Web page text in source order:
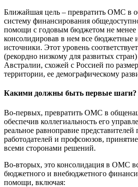
Ближайшая цель – превратить ОМС в
систему финансирования
помощи с годовым бюджетом не
консолидировав в нем все бюджетные
источники. Этот уровень
(рекордно низкому для развитых
Австралии, схожей с Россией по
территории, ее демографическому
Какими должны быть первые шаги?
Во-первых, превратить ОМС в
обеспечив коллегиальность его
реальное равноправие представителей
работодателей и профсоюзов,
всеми сторонами решений.
Во-вторых, это консолидация в ОМС
бюджетного и внебюджетного
помощи, включая: